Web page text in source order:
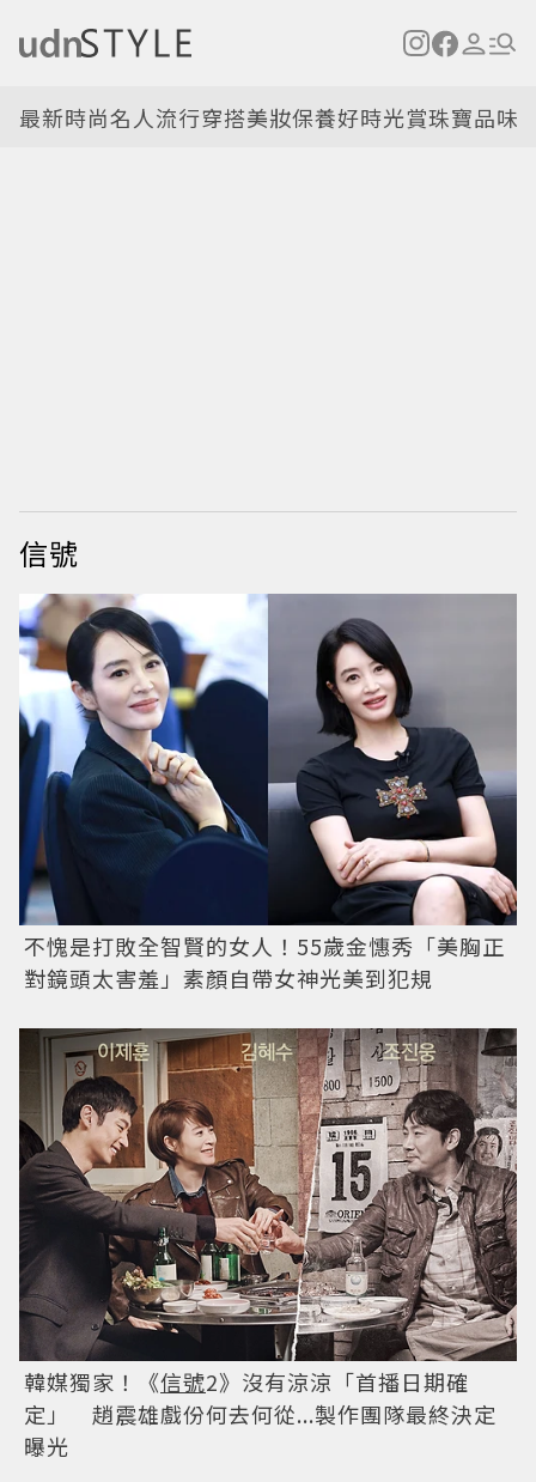
最新時尚名人流行穿搭美妝保養好時光賞珠寶品味
信號
不愧是打敗全智賢的女人！55歲金憓秀「美胸正
對鏡頭太害羞」素顏自帶女神光美到犯規
韓媒獨家！《信號2》沒有涼涼「首播日期確
定」 趙震雄戲份何去何從...製作團隊最終決定
曝光